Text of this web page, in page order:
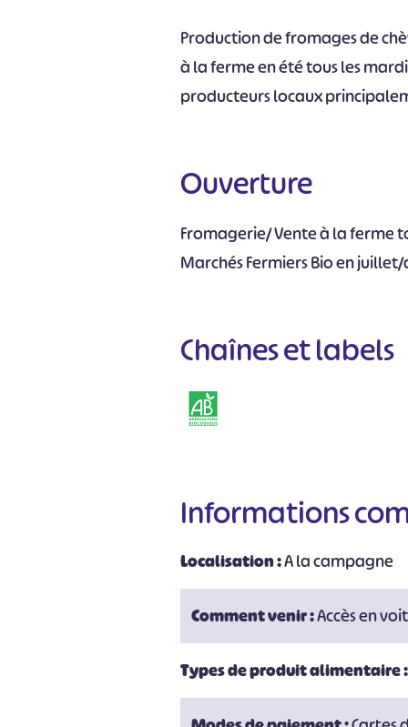
Production de fromages de
à la ferme en été tous les
producteurs locaux
Ouverture
Fromagerie/ Vente à la ferme
Marchés Fermiers Bio en
Chaînes et labels
Informations
Localisation :A la campagne
Comment venir :Accès en
Types de produit alimentaire
# #